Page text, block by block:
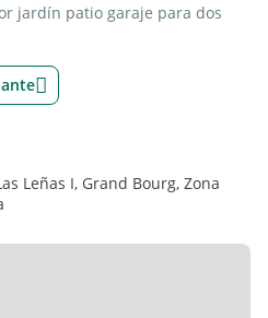
jardín patio garaje para dos
Leñas I, Grand Bourg, Zona